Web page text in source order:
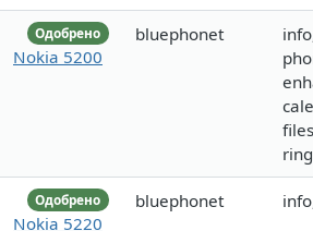
Одобрено
Nokia 5200
bluephonet
Одобрено
Nokia 5220
bluephonet